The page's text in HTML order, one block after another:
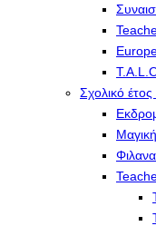
Σχολικό